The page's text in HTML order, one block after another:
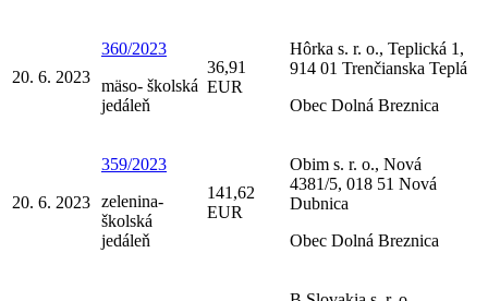
20. 6. 2023
360/2023
mäso- školská
jedáleň
36,91
EUR
Hôrka s. r. o., Teplická 1,
914 01 Trenčianska Teplá
Obec Dolná Breznica
20. 6. 2023
359/2023
zelenina-
školská
jedáleň
141,62
EUR
Obim s. r. o., Nová
4381/5, 018 51 Nová
Dubnica
Obec Dolná Breznica